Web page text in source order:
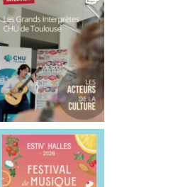
Le retour triomphal
Michel Plasson à
5 juillet 2026